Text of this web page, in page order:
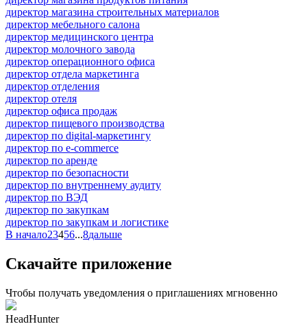
директор магазина строительных материалов
директор мебельного салона
директор медицинского центра
директор молочного завода
директор операционного офиса
директор отдела маркетинга
директор отделения
директор отеля
директор офиса продаж
директор пищевого производства
директор по digital-маркетингу
директор по e-commerce
директор по аренде
директор по безопасности
директор по внутреннему аудиту
директор по ВЭД
директор по закупкам
директор по закупкам и логистике
В начало23456...8дальше
Скачайте приложение
Чтобы получать уведомления о приглашениях мгновенно
HeadHunter